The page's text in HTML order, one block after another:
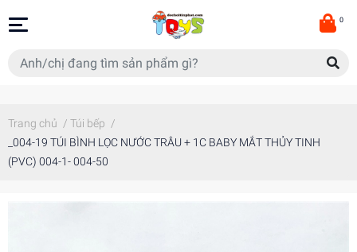
0
Trang chủ / Túi bếp /
_004-19 TÚI BÌNH LỌC NƯỚC TRÂU + 1C BABY MẮT THỦY TINH
(PVC) 004-1- 004-50